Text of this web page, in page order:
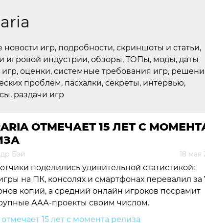
новости игр, подробности, скриншоты и статьи,
игровой индустрии, обзоры, ТОПы, моды, даты
игр, оценки, системные требования игр,
проблем, пасхалки, секреты, интервью,
раздачи игр
ОТМЕЧАЕТ 15 ЛЕТ С
Бэй 18 мая
поделились удивительной статистикой:
на ПК, консолях и смартфонах перевалил за
копий, а средний онлайн игроков посрамит
ААА-проекты своим числом.